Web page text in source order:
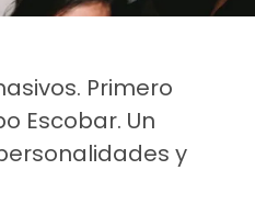
Primero
Escobar. Un
y